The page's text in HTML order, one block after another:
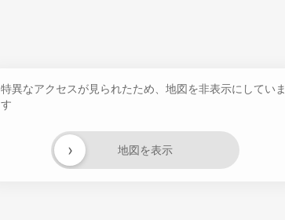
特異なアクセスが見られたため、地図を非表示にしていま
す
地図を表示
›